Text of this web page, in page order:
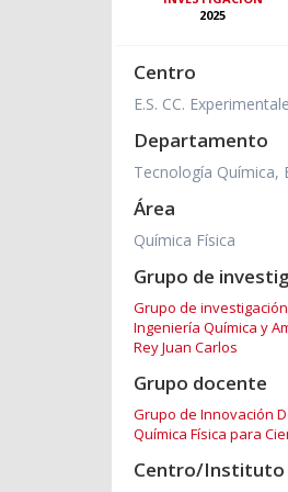
2025
Centro
E.S. CC.
Departamento
Tecnología Química,
Área
Química Física
Grupo de
Grupo de
Ingeniería Química y
Rey Juan Carlos
Grupo docente
Grupo de Innovación
Química Física para
Centro/Instituto